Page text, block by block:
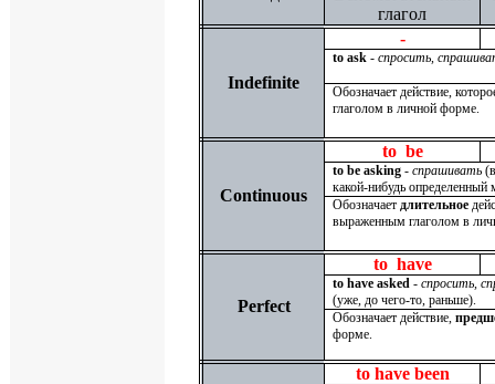
глагол
Indefinite
-
to ask -спросить,
Обозначает действие,
глаголом в личной форме.
Continuous
to be
to be asking -спрашивать
какой-нибудь определенный
Обозначаетдлительное
выраженным глаголом в
Perfect
to have
to have asked -спросить,
(уже, до чего-то, раньше).
Обозначает действие,
форме.
to have been